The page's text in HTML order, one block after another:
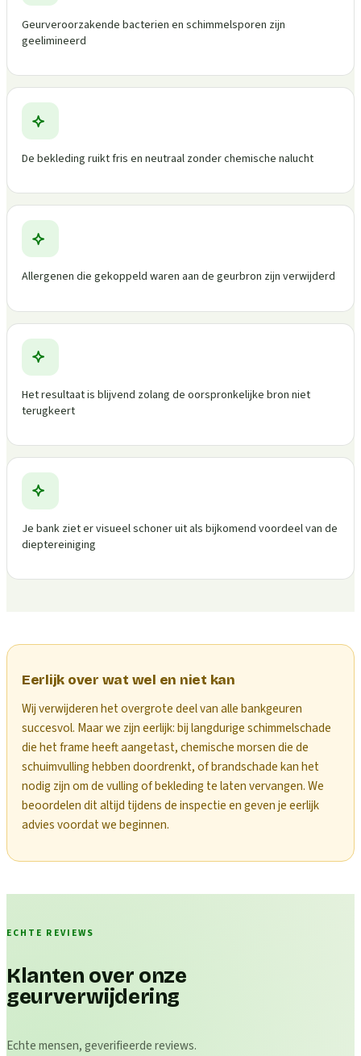
Geurveroorzakende bacterien en schimmelsporen zijn
geelimineerd
De bekleding ruikt fris en neutraal zonder chemische nalucht
Allergenen die gekoppeld waren aan de geurbron zijn verwijderd
Het resultaat is blijvend zolang de oorspronkelijke bron niet
terugkeert
Je bank ziet er visueel schoner uit als bijkomend voordeel van de
dieptereiniging
Eerlijk over wat wel en niet kan
Wij verwijderen het overgrote deel van alle bankgeuren
succesvol. Maar we zijn eerlijk: bij langdurige schimmelschade
die het frame heeft aangetast, chemische morsen die de
schuimvulling hebben doordrenkt, of brandschade kan het
nodig zijn om de vulling of bekleding te laten vervangen. We
beoordelen dit altijd tijdens de inspectie en geven je eerlijk
advies voordat we beginnen.
ECHTE REVIEWS
Klanten over onze
geurverwijdering
Echte mensen, geverifieerde reviews.